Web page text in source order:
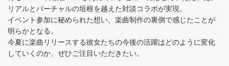
リアルとバーチャルの垣根を越えた対談コラボが実現。
イベント参加に秘められた想い、楽曲制作の裏側で感じたことが
明らかとなる。
今夏に楽曲リリースする彼女たちの今後の活躍はどのように変化
していくのか、ぜひご注目いただきたい。